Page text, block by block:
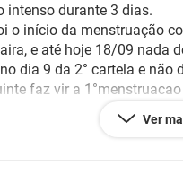
intenso durante 3 dias.
o início da menstruação
e até hoje 18/09 nada
dia 9 da 2° cartela e não
faz vir a 1°menstruacao
descer para continuar
Ver